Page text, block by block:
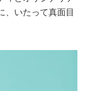
、いたって真面目